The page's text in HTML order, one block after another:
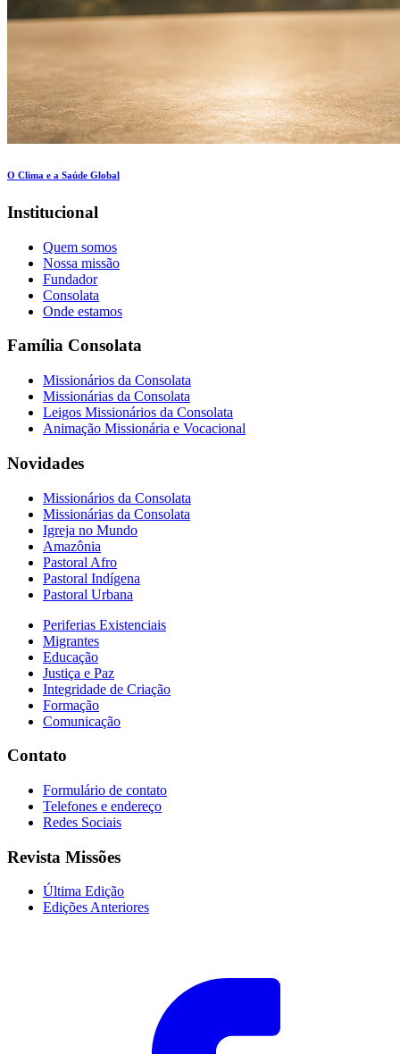
O Clima e a Saúde Global
Institucional
Quem somos
Nossa missão
Fundador
Consolata
Onde estamos
Família Consolata
Missionários da Consolata
Missionárias da Consolata
Leigos Missionários da Consolata
Animação Missionária e Vocacional
Novidades
Missionários da Consolata
Missionárias da Consolata
Igreja no Mundo
Amazônia
Pastoral Afro
Pastoral Indígena
Pastoral Urbana
Periferias Existenciais
Migrantes
Educação
Justiça e Paz
Integridade de Criação
Formação
Comunicação
Contato
Formulário de contato
Telefones e endereço
Redes Sociais
Revista Missões
Última Edição
Edições Anteriores